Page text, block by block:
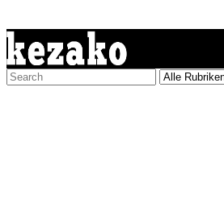
Search
for: